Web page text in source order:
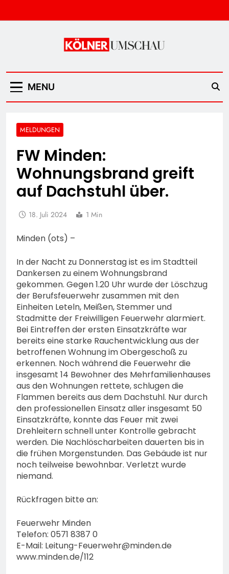
to
Kölner Umschau
MENU
MELDUNGEN
FW Minden:
Wohnungsbrand greift
auf Dachstuhl über.
18. Juli 2024 1 Min
Minden (ots) –
In der Nacht zu Donnerstag ist es im Stadtteil
Dankersen zu einem Wohnungsbrand
gekommen. Gegen 1.20 Uhr wurde der Löschzug
der Berufsfeuerwehr zusammen mit den
Einheiten Leteln, Meißen, Stemmer und
Stadmitte der Freiwilligen Feuerwehr alarmiert.
Bei Eintreffen der ersten Einsatzkräfte war
bereits eine starke Rauchentwicklung aus der
betroffenen Wohnung im Obergeschoß zu
erkennen. Noch während die Feuerwehr die
insgesamt 14 Bewohner des Mehrfamilienhauses
aus den Wohnungen rettete, schlugen die
Flammen bereits aus dem Dachstuhl. Nur durch
den professionellen Einsatz aller insgesamt 50
Einsatzkräfte, konnte das Feuer mit zwei
Drehleitern schnell unter Kontrolle gebracht
werden. Die Nachlöscharbeiten dauerten bis in
die frühen Morgenstunden. Das Gebäude ist nur
noch teilweise bewohnbar. Verletzt wurde
niemand.
Rückfragen bitte an:
Feuerwehr Minden
Telefon: 0571 8387 0
E-Mail: Leitung-Feuerwehr@minden.de
www.minden.de/112